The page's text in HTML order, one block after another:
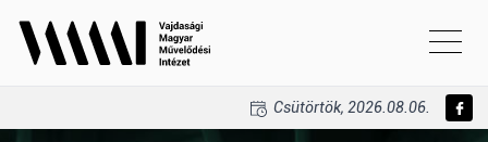
Csütörtök, 2026.08.06.